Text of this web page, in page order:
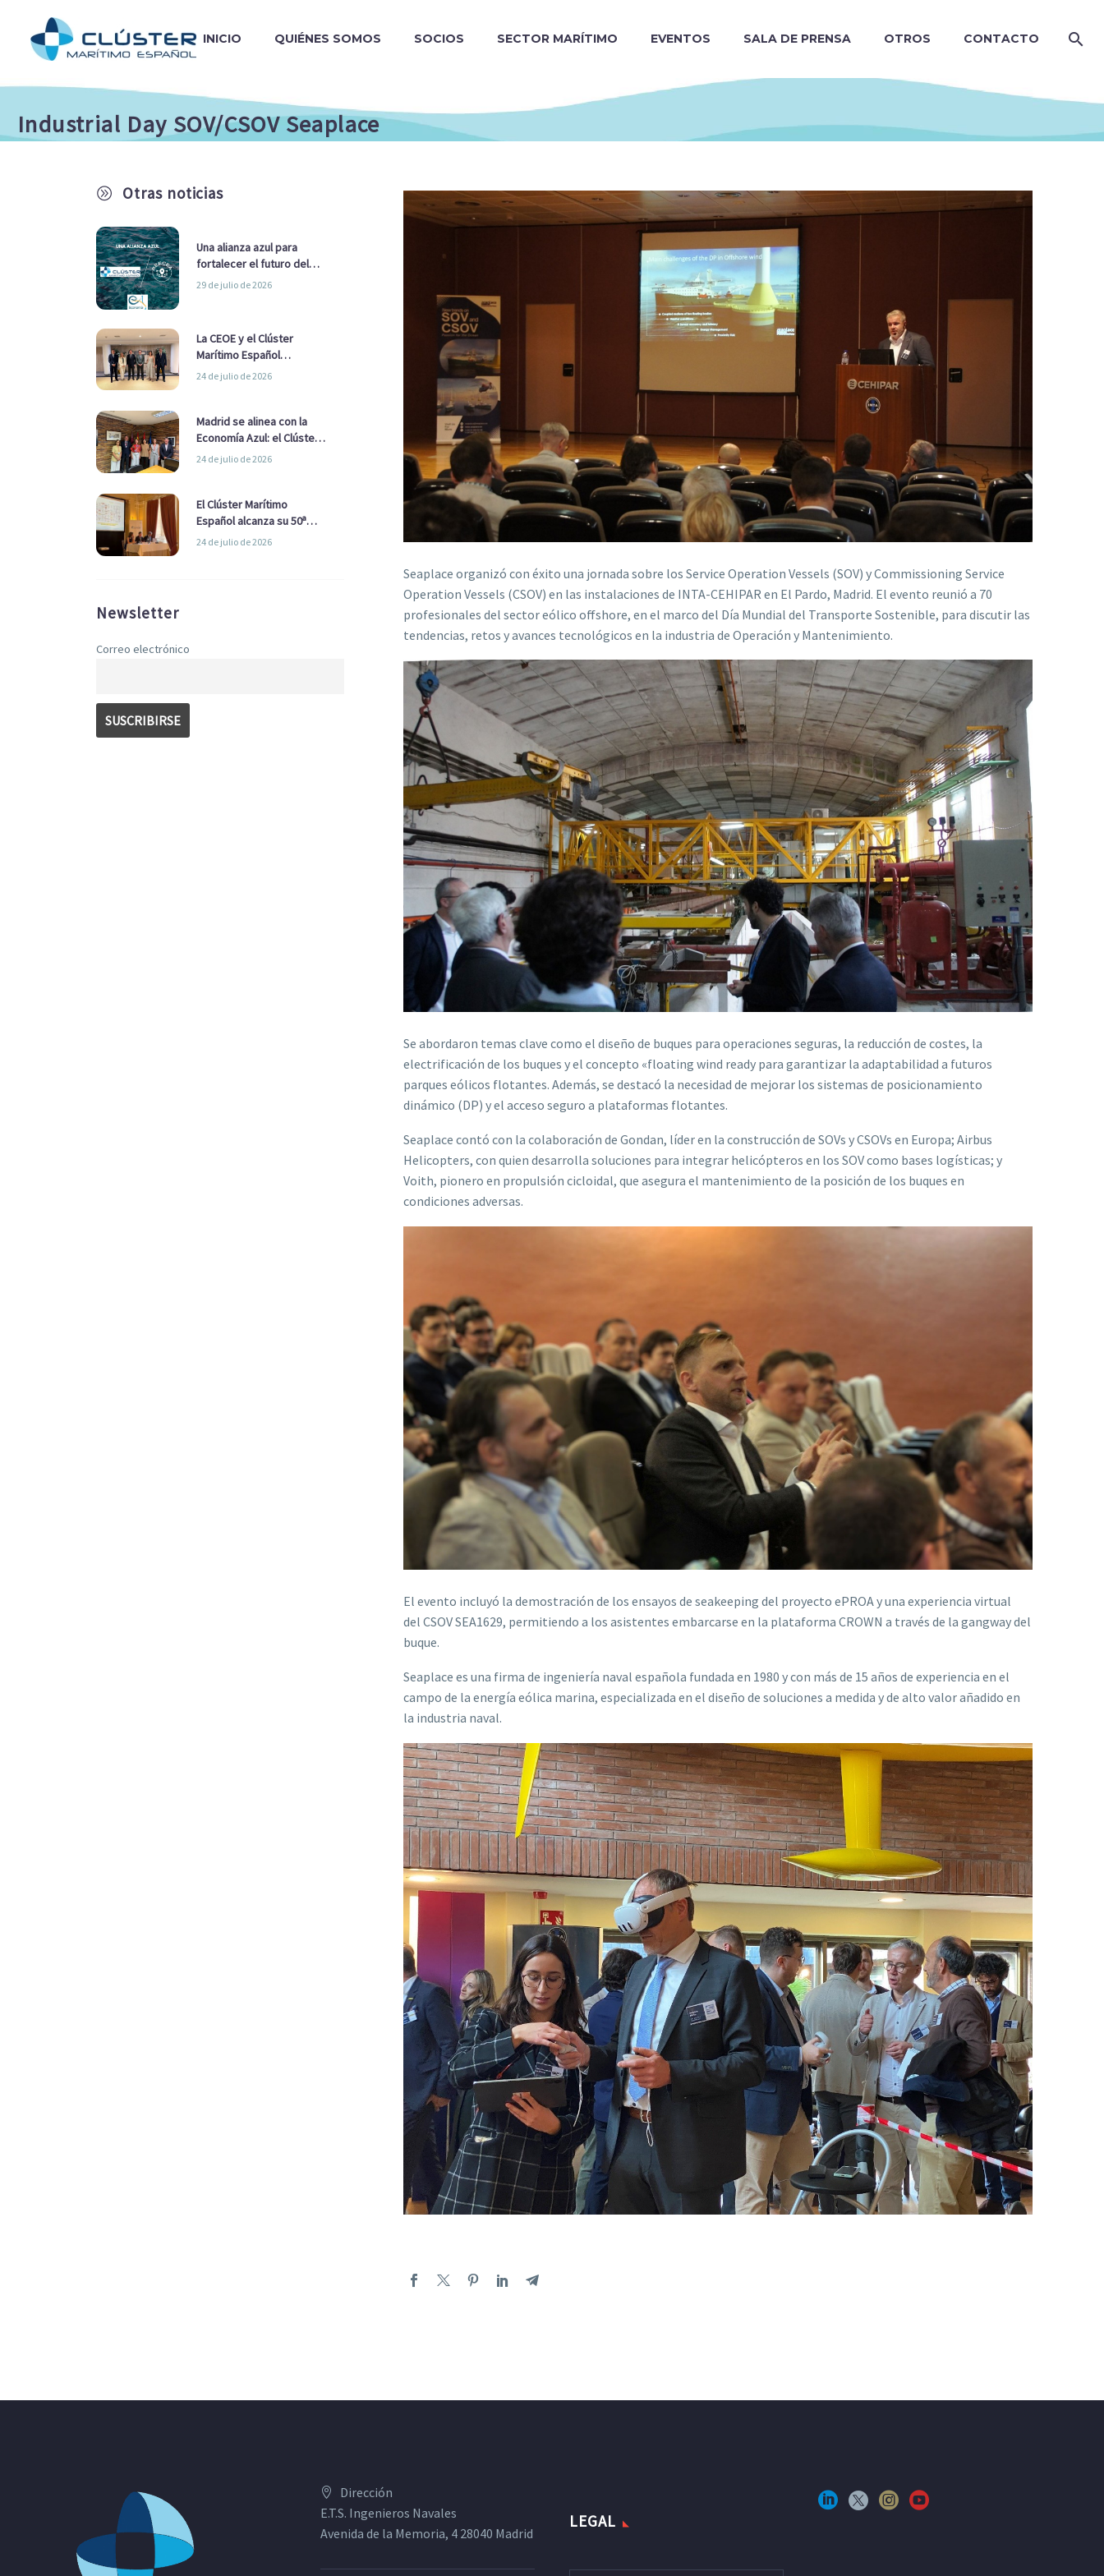
INICIO QUIÉNES SOMOS SOCIOS SECTOR MARÍTIMO EVENTOS SALA DE PRENSA OTROS CONTACTO
Industrial Day SOV/CSOV Seaplace
A Otras noticias
Una alianza azul para
fortalecer el futuro del
sector marítimo
29 de julio de 2026
La CEOE y el Clúster
Marítimo Español
refuerzan su alianza para
24 de julio de 2026
Madrid se alinea con la
Economía Azul: el Clúster
Marítimo Español y la Real
Ayuntamiento
24 de julio de 2026
El Clúster Marítimo
Español alcanza su 50ª
Asamblea reafirmando su
24 de julio de 2026
Newsletter
Correo electrónico
Seaplace organizó con éxito una jornada sobre los Service Operation Vessels (SOV) y Commissioning Service
Operation Vessels (CSOV) en las instalaciones de INTA-CEHIPAR en El Pardo, Madrid. El evento reunió a 70
profesionales del sector eólico offshore, en el marco del Día Mundial del Transporte Sostenible, para discutir las
tendencias, retos y avances tecnológicos en la industria de Operación y Mantenimiento.
Se abordaron temas clave como el diseño de buques para operaciones seguras, la reducción de costes, la
electrificación de los buques y el concepto «floating wind ready para garantizar la adaptabilidad a futuros
parques eólicos flotantes. Además, se destacó la necesidad de mejorar los sistemas de posicionamiento
dinámico (DP) y el acceso seguro a plataformas flotantes.
Seaplace contó con la colaboración de Gondan, líder en la construcción de SOVs y CSOVs en Europa; Airbus
Helicopters, con quien desarrolla soluciones para integrar helicópteros en los SOV como bases logísticas; y
Voith, pionero en propulsión cicloidal, que asegura el mantenimiento de la posición de los buques en
condiciones adversas.
El evento incluyó la demostración de los ensayos de seakeeping del proyecto ePROA y una experiencia virtual
del CSOV SEA1629, permitiendo a los asistentes embarcarse en la plataforma CROWN a través de la gangway del
buque.
Seaplace es una firma de ingeniería naval española fundada en 1980 y con más de 15 años de experiencia en el
campo de la energía eólica marina, especializada en el diseño de soluciones a medida y de alto valor añadido en
la industria naval.
Dirección
E.T.S. Ingenieros Navales
Avenida de la Memoria, 4 28040 Madrid
LEGAL